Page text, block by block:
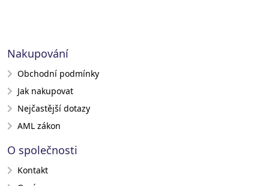
Nakupování
Obchodní podmínky
Jak nakupovat
Nejčastější dotazy
AML zákon
O společnosti
Kontakt